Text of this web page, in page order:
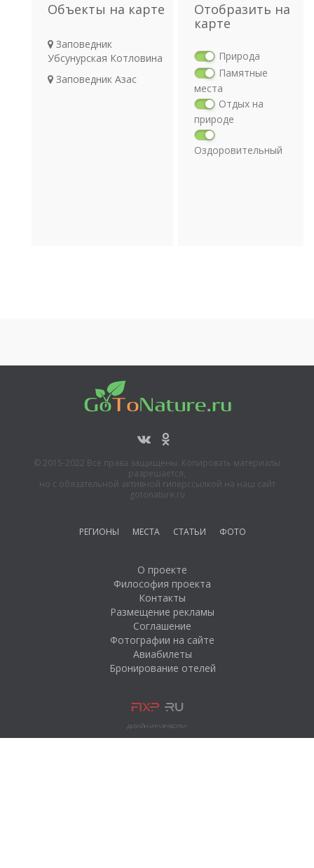
Объекты на карте
Заповедник
Убсунурская Котловина
Заповедник Азас
Отобразить на
карте
Природа
Памятные
места
Отдых на
природе
Оздоровительный
© 2015-2022 Все права защищены. Копировать материалы
разрешается,
но с обязательной активной гиперссылкой на наш сайт
gotonature.ru
РЕГИОНЫ МЕСТА СТАТЬИ ФОТО
О проекте
Философия проекта
Контакты
Размещение рекламы
Соглашение
Фотографии на сайте
Авиабилеты
Бронирование отелей
ДИЗАЙН И РАЗРАБОТКА